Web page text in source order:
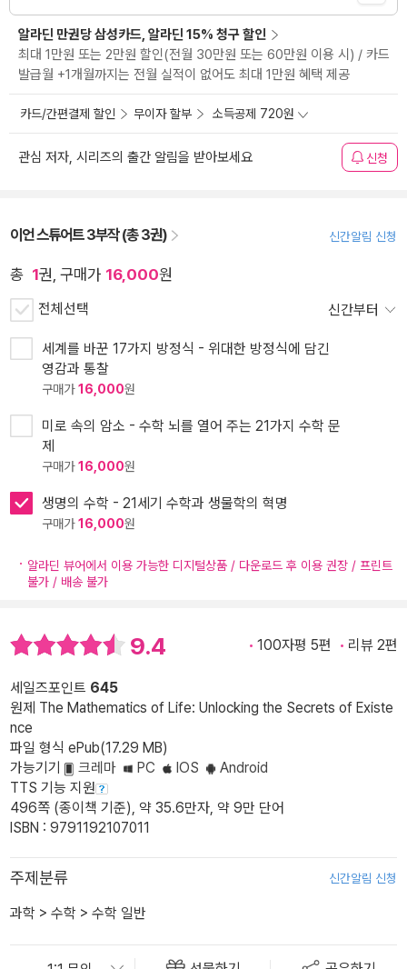
알라딘 만권당 삼성카드, 알라딘 15% 청구 할인
최대 1만원 또는 2만원 할인(전월 30만원 또는 60만원 이용 시) / 카드
발급월 +1개월까지는 전월 실적이 없어도 최대 1만원 혜택 제공
카드/간편결제 할인 무이자 할부 소득공제 720원
관심 저자, 시리즈의 출간 알림을 받아보세요 신청
이언 스튜어트 3부작 (총 3권) 신간알림 신청
총 1권, 구매가 16,000원
전체선택 신간부터
세계를 바꾼 17가지 방정식 - 위대한 방정식에 담긴
영감과 통찰
구매가16,000원
미로 속의 암소 - 수학 뇌를 열어 주는 21가지 수학 문
제
구매가16,000원
생명의 수학 - 21세기 수학과 생물학의 혁명
구매가16,000원
알라딘 뷰어에서 이용 가능한 디지털상품 / 다운로드 후 이용 권장 / 프린트
불가 / 배송 불가
9.4 100자평 5편 리뷰 2편
세일즈포인트 645
원제 The Mathematics of Life: Unlocking the Secrets of Existe
nce
파일 형식 ePub(17.29 MB)
가능기기
크레마 PC IOS
Android
TTS 기능 지원
496쪽 (종이책 기준), 약 35.6만자, 약 9만 단어
ISBN : 9791192107011
주제분류 신간알림 신청
과학 > 수학 > 수학 일반